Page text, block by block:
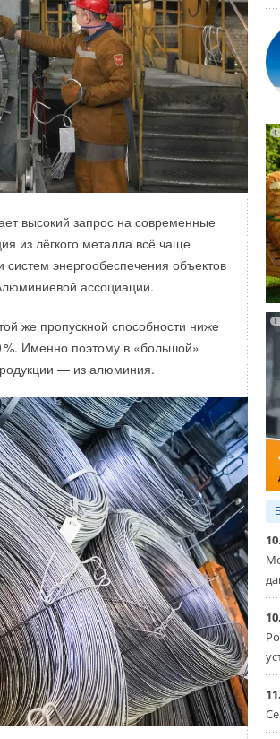
высокий запрос на современные
из лёгкого металла всё чаще
энергообеспечения объектов
ассоциации.
же пропускной способности ниже
%. Именно поэтому в «большой»
— из алюминия.
компания SNCF Voyageurs
электричества из возобновляемых
день это крупнейшее
(PPA) во Франции и одно
цели к 2026 году обеспечить
во Франции за счёт
из крупных потребителей
свою работу
Перевод поездов
также на водородное топливо
нейтральности для этого вида
Voyageurs занимается её
начали заключаться с 2018
договоров. Последний из них
каждый год SNCF Voyageurs
новых солнечных электростанций
энергия будет идти
поездов в ведении SNCF Voyageurs.